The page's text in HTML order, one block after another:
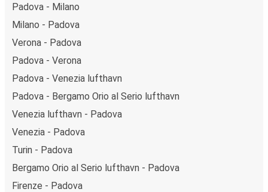
Padova - Milano
Milano - Padova
Verona - Padova
Padova - Verona
Padova - Venezia lufthavn
Padova - Bergamo Orio al Serio lufthavn
Venezia lufthavn - Padova
Venezia - Padova
Turin - Padova
Bergamo Orio al Serio lufthavn - Padova
Firenze - Padova